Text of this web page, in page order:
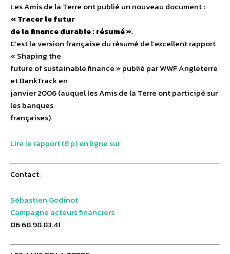
Les Amis de la Terre ont publié un nouveau document :
« Tracer le futur
de la finance durable : résumé ».
C’est la version française du résumé de l’excellent rapport
« Shaping the
future of sustainable finance » publié par WWF Angleterre
et BankTrack en
janvier 2006 (auquel les Amis de la Terre ont participé sur
les banques
françaises).
Lire le rapport (8 p) en ligne sur
Contact:
Sébastien Godinot
Campagne acteurs financiers
06.68.98.83.41